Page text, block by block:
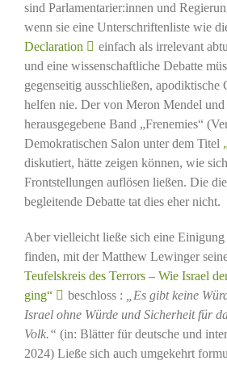
sind Parlamentarier:innen und
wenn sie eine Unterschriftenliste wie
Declaration
einfach als irrelevant
und eine wissenschaftliche Debatte
gegenseitig ausschließen, apodiktische
helfen nie. Der von Meron Mendel
herausgegebene Band „Frenemies“
Demokratischen Salon unter dem Titel
diskutiert, hätte zeigen können, wie
Frontstellungen auflösen ließen. Die
begleitende Debatte tat dies eher nicht.
Aber vielleicht ließe sich eine
finden, mit der Matthew Lewinger
Teufelskreis des Terrors – Wie Israel
ging“
beschloss :
„Es gibt keine
Israel ohne Würde und Sicherheit für
Volk.“ (in: Blätter für deutsche und
2024) Ließe sich auch umgekehrt